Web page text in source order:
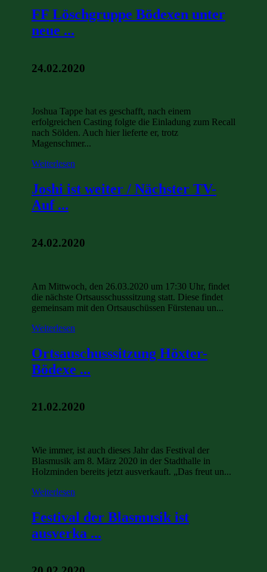
FF Löschgruppe Bödexen unter
neue ...
24.02.2020
Joshua Tappe hat es geschafft, nach einem
erfolgreichen Casting folgte die Einladung zum Recall
nach Sölden. Auch hier lieferte er, trotz
Magenschmer...
Weiterlesen
Joshi ist weiter / Nächster TV-
Auf ...
24.02.2020
Am Mittwoch, den 26.03.2020 um 17:30 Uhr, findet
die nächste Ortsausschusssitzung statt. Diese findet
gemeinsam mit den Ortsauschüssen Fürstenau un...
Weiterlesen
Ortsauschusssitzung Höxter-
Bödexe ...
21.02.2020
Wie immer, ist auch dieses Jahr das Festival der
Blasmusik am 8. März 2020 in der Stadthalle in
Holzminden bereits jetzt ausverkauft. „Das freut un...
Weiterlesen
Festival der Blasmusik ist
ausverka ...